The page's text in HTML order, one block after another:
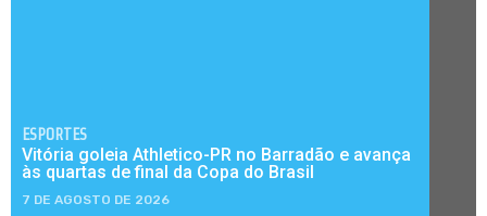
ESPORTES
Vitória goleia Athletico-PR no Barradão e avança
às quartas de final da Copa do Brasil
7 DE AGOSTO DE 2026